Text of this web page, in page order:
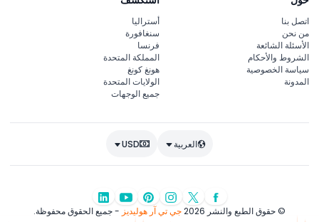
اتصل بنا
من نحن
الأسئلة الشائعة
الشروط والأحكام
سياسة الخصوصية
المدونة
أستراليا
سنغافورة
فرنسا
المملكة المتحدة
هونغ كونغ
الولايات المتحدة
جميع الوجهات
العربية USD
© حقوق الطبع والنشر 2026 جي تي آر هوليديز - جميع الحقوق محفوظة.